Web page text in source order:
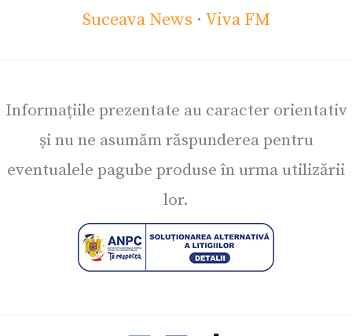
Suceava News · Viva FM
Informațiile prezentate au caracter orientativ
și nu ne asumăm răspunderea pentru
eventualele pagube produse în urma utilizării
lor.